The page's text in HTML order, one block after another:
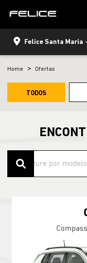
Felice Santa Maria
Home Ofertas
TODOS